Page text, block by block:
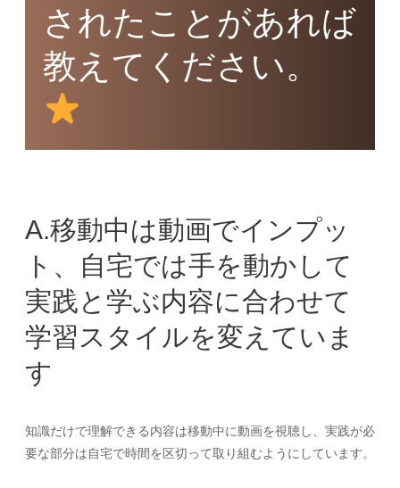
されたことがあれば
教えてください。
A.移動中は動画でインプッ
ト、自宅では手を動かして
実践と学ぶ内容に合わせて
学習スタイルを変えていま
す
知識だけで理解できる内容は移動中に動画を視聴し、実践が必
要な部分は自宅で時間を区切って取り組むようにしています。